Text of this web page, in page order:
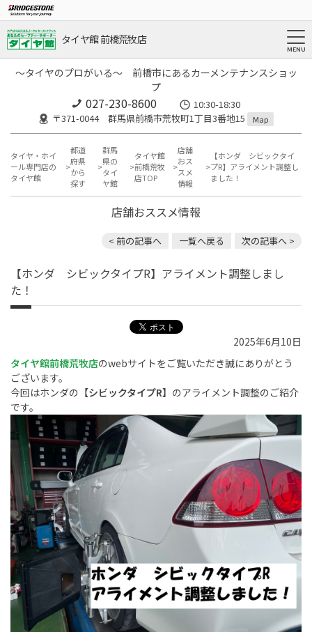
タイヤ館 前橋荒牧店
～タイヤのプロがいる～ 前橋市にあるカーメンテナンスショッ
プ
027-230-8600
10:30-18:30
〒371-0044 群馬県前橋市荒牧町1丁目3番地15
Map
タイヤ・ホイ
ール専門店の
タイヤ館
都道
府県
から
探す
群馬
県の
タイ
ヤ館
タイヤ館
前橋荒牧
店TOP
店舗
おス
スメ
情報
【ホンダ シビックタイ
プR】アライメント調整し
ました！
店舗おススメ情報
< 前の記事へ 一覧へ戻る 次の記事へ >
【ホンダ シビックタイプR】アライメント調整しまし
た！
2025年6月10日
タイヤ館前橋荒牧店のwebサイトをご覧いただき誠にありがとう
ございます。
今回はホンダの 【シビックタイプR】 のアライメント調整のご紹介
です。